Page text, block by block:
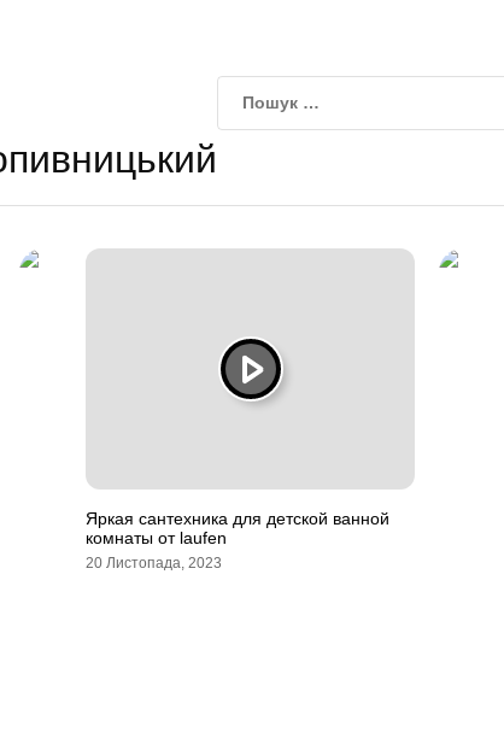
Яркая сантехника для детской ванной
комнаты от laufen
20 Листопада, 2023